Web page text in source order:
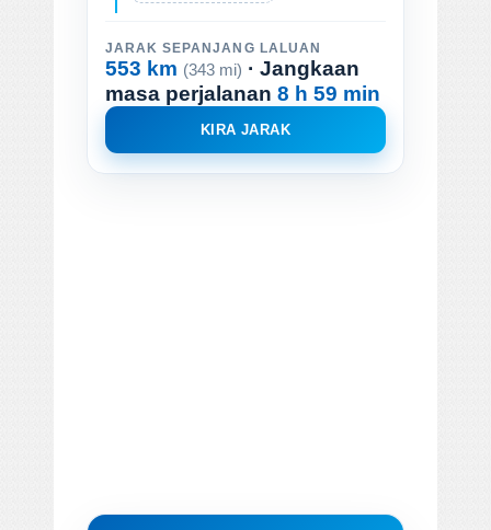
JARAK SEPANJANG LALUAN
553 km (343 mi) · Jangkaan
masa perjalanan 8 h 59 min
KIRA JARAK